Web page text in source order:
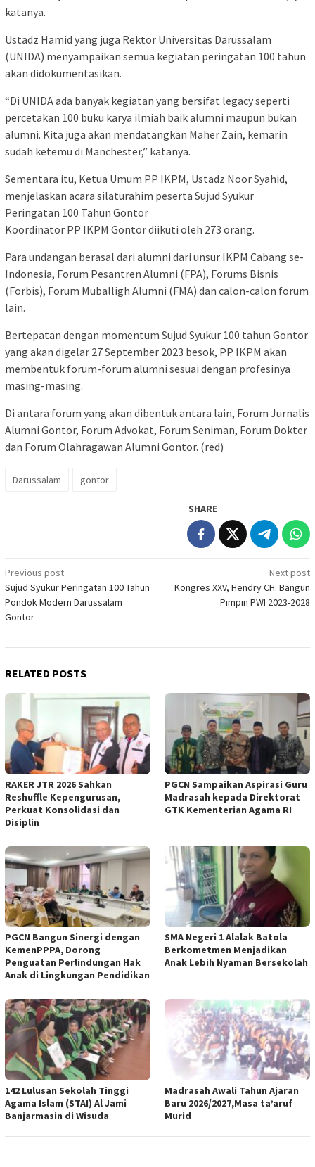
katanya.
Ustadz Hamid yang juga Rektor Universitas Darussalam
(UNIDA) menyampaikan semua kegiatan peringatan 100 tahun
akan didokumentasikan.
“Di UNIDA ada banyak kegiatan yang bersifat legacy seperti
percetakan 100 buku karya ilmiah baik alumni maupun bukan
alumni. Kita juga akan mendatangkan Maher Zain, kemarin
sudah ketemu di Manchester,” katanya.
Sementara itu, Ketua Umum PP IKPM, Ustadz Noor Syahid,
menjelaskan acara silaturahim peserta Sujud Syukur
Peringatan 100 Tahun Gontor
Koordinator PP IKPM Gontor diikuti oleh 273 orang.
Para undangan berasal dari alumni dari unsur IKPM Cabang se-
Indonesia, Forum Pesantren Alumni (FPA), Forums Bisnis
(Forbis), Forum Muballigh Alumni (FMA) dan calon-calon forum
lain.
Bertepatan dengan momentum Sujud Syukur 100 tahun Gontor
yang akan digelar 27 September 2023 besok, PP IKPM akan
membentuk forum-forum alumni sesuai dengan profesinya
masing-masing.
Di antara forum yang akan dibentuk antara lain, Forum Jurnalis
Alumni Gontor, Forum Advokat, Forum Seniman, Forum Dokter
dan Forum Olahragawan Alumni Gontor. (red)
Darussalam gontor
SHARE
Post
navigation
Previous post
Sujud Syukur Peringatan 100 Tahun
Pondok Modern Darussalam
Gontor
Next post
Kongres XXV, Hendry CH. Bangun
Pimpin PWI 2023-2028
RELATED POSTS
RAKER JTR 2026 Sahkan
Reshuffle Kepengurusan,
Perkuat Konsolidasi dan
Disiplin
PGCN Sampaikan Aspirasi Guru
Madrasah kepada Direktorat
GTK Kementerian Agama RI
PGCN Bangun Sinergi dengan
KemenPPPA, Dorong
Penguatan Perlindungan Hak
Anak di Lingkungan Pendidikan
SMA Negeri 1 Alalak Batola
Berkometmen Menjadikan
Anak Lebih Nyaman Bersekolah
142 Lulusan Sekolah Tinggi
Agama Islam (STAI) Al Jami
Banjarmasin di Wisuda
Madrasah Awali Tahun Ajaran
Baru 2026/2027,Masa ta’aruf
Murid